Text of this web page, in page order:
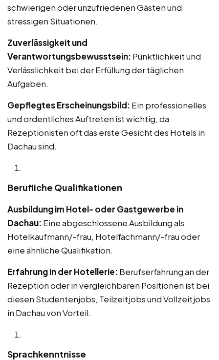
schwierigen oder unzufriedenen Gästen und
stressigen Situationen.
Zuverlässigkeit und
Verantwortungsbewusstsein: Pünktlichkeit und
Verlässlichkeit bei der Erfüllung der täglichen
Aufgaben.
Gepflegtes Erscheinungsbild: Ein professionelles
und ordentliches Auftreten ist wichtig, da
Rezeptionisten oft das erste Gesicht des Hotels in
Dachau sind.
Berufliche Qualifikationen
Ausbildung im Hotel- oder Gastgewerbe in
Dachau: Eine abgeschlossene Ausbildung als
Hotelkaufmann/-frau, Hotelfachmann/-frau oder
eine ähnliche Qualifikation.
Erfahrung in der Hotellerie: Berufserfahrung an der
Rezeption oder in vergleichbaren Positionen ist bei
diesen Studentenjobs, Teilzeitjobs und Vollzeitjobs
in Dachau von Vorteil.
Sprachkenntnisse